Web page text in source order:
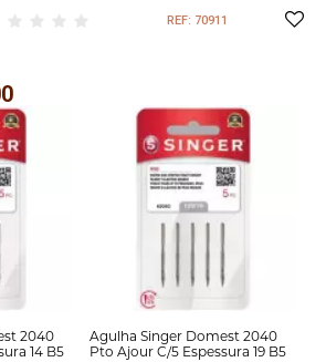
Blister com 5 agulhas Diâmetros: 90/14,
REF: 70911
2040
14 B5
Agulha Singer Domest 2040
Pto Ajour C/5 Espessura 19 B5